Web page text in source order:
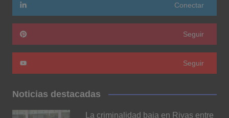
Conectar
Seguir
Seguir
Noticias destacadas
La criminalidad baja en Rivas entre